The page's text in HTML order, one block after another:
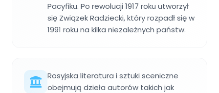
Pacyfiku. Po rewolucji 1917 roku utworzył
się Związek Radziecki, który rozpadł się w
1991 roku na kilka niezależnych państw.
Rosyjska literatura i sztuki sceniczne
obejmują dzieła autorów takich jak